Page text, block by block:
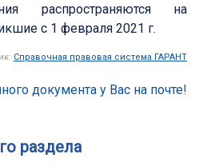
распространяются на
с 1 февраля 2021 г.
Справочная правовая система ГАРАНТ
раздела